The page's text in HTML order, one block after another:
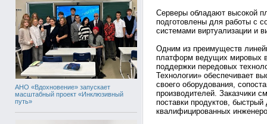
АНО «Вдохновение» запускает
масштабный проект «Инклюзивный
путь»
Серверы обладают высокой
подготовлены для работы с
системами виртуализации и
Одним из преимуществ
платформ ведущих мировых
поддержки передовых
Технологии» обеспечивает
своего оборудования,
производителей. Заказчики
поставки продуктов,
квалифицированных